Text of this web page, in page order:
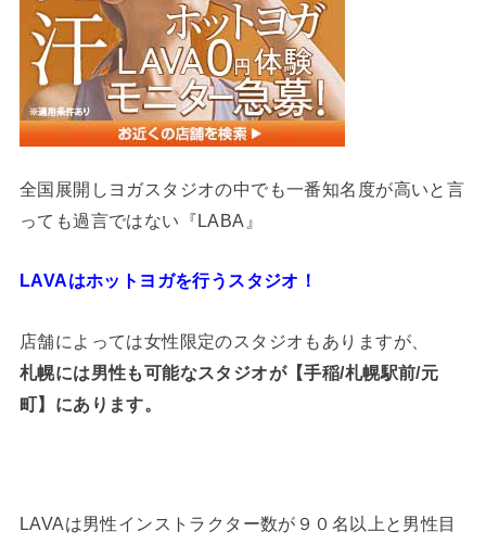
全国展開しヨガスタジオの中でも一番知名度が高いと言
っても過言ではない『LABA』
LAVAはホットヨガを行うスタジオ！
店舗によっては女性限定のスタジオもありますが、
札幌には男性も可能なスタジオが【手稲/札幌駅前/元
町】にあります。
LAVAは男性インストラクター数が９０名以上と男性目